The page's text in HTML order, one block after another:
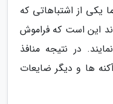
یکی از اشتباهاتی که
این است که فراموش
در نتیجه منافذ
ها و دیگر ضایعات